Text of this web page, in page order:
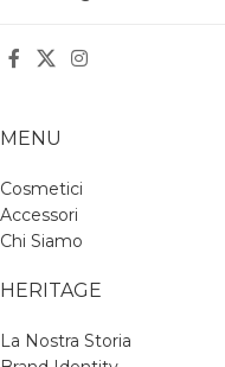
MENU
Cosmetici
Accessori
Chi Siamo
HERITAGE
La Nostra Storia